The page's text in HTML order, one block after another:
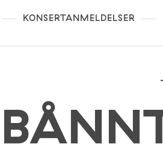
KONSERTANMELDELSER